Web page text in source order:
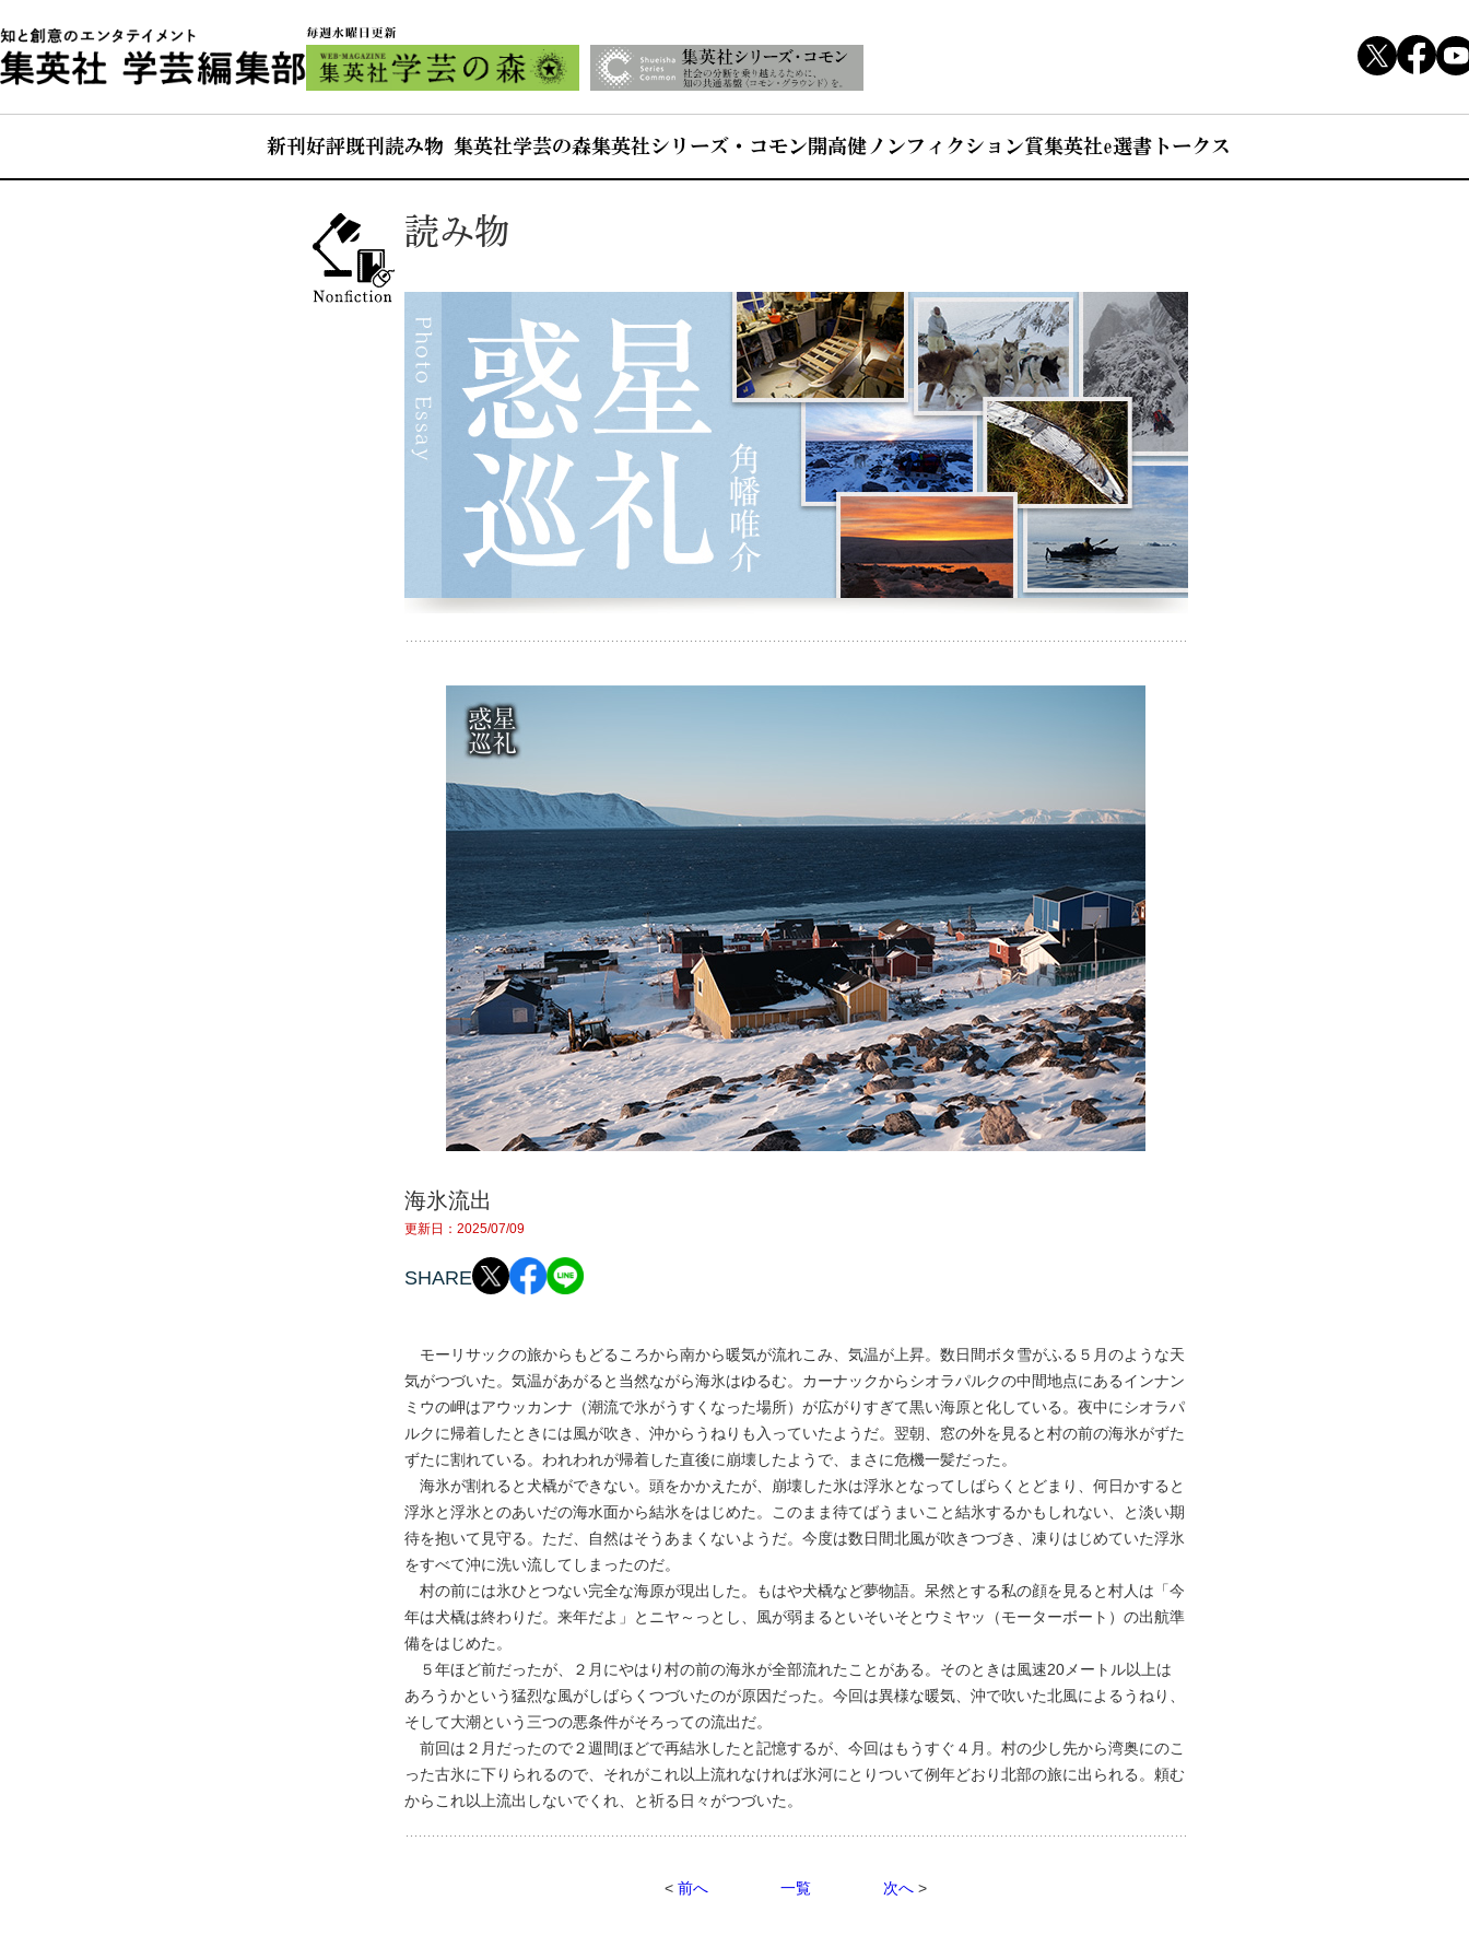
新刊 好評既刊 読み物 集英社学芸の森集英社シリーズ・コモン 開高健ノンフィクション賞集英社e選書トークス
読み物
海氷流出
更新日：2025/07/09
SHARE
モーリサックの旅からもどるころから南から暖気が流れこみ、気温が上昇。数日間ボタ雪がふる５月のような天
気がつづいた。気温があがると当然ながら海氷はゆるむ。カーナックからシオラパルクの中間地点にあるインナン
ミウの岬はアウッカンナ（潮流で氷がうすくなった場所）が広がりすぎて黒い海原と化している。夜中にシオラパ
ルクに帰着したときには風が吹き、沖からうねりも入っていたようだ。翌朝、窓の外を見ると村の前の海氷がずた
ずたに割れている。われわれが帰着した直後に崩壊したようで、まさに危機一髪だった。
海氷が割れると犬橇ができない。頭をかかえたが、崩壊した氷は浮氷となってしばらくとどまり、何日かすると
浮氷と浮氷とのあいだの海水面から結氷をはじめた。このまま待てばうまいこと結氷するかもしれない、と淡い期
待を抱いて見守る。ただ、自然はそうあまくないようだ。今度は数日間北風が吹きつづき、凍りはじめていた浮氷
をすべて沖に洗い流してしまったのだ。
村の前には氷ひとつない完全な海原が現出した。もはや犬橇など夢物語。呆然とする私の顔を見ると村人は「今
年は犬橇は終わりだ。来年だよ」とニヤ～っとし、風が弱まるといそいそとウミヤッ（モーターボート）の出航準
備をはじめた。
５年ほど前だったが、２月にやはり村の前の海氷が全部流れたことがある。そのときは風速20メートル以上は
あろうかという猛烈な風がしばらくつづいたのが原因だった。今回は異様な暖気、沖で吹いた北風によるうねり、
そして大潮という三つの悪条件がそろっての流出だ。
前回は２月だったので２週間ほどで再結氷したと記憶するが、今回はもうすぐ４月。村の少し先から湾奥にのこ
った古氷に下りられるので、それがこれ以上流れなければ氷河にとりついて例年どおり北部の旅に出られる。頼む
からこれ以上流出しないでくれ、と祈る日々がつづいた。
< 前へ 一覧 次へ>